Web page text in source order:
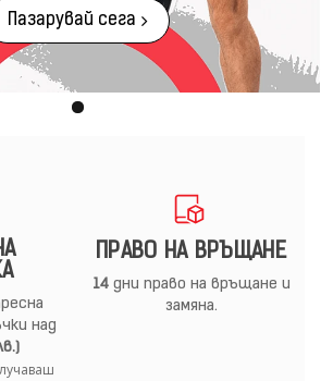
Пазарувай сега
над
ПРАВО НА ВРЪЩАНЕ
14дни право на връщане и
замяна.